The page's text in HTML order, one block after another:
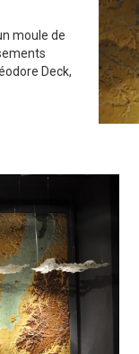
moule de
Deck,